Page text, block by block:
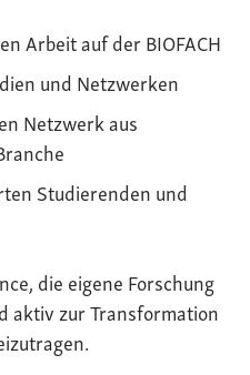
Arbeit auf der BIOFACH
und Netzwerken
Netzwerk aus
Studierenden und
die eigene Forschung
aktiv zur Transformation